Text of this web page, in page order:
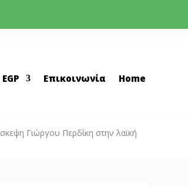
EGP Επικοινωνία Home
Γιώργου Περδίκη στην λαϊκή